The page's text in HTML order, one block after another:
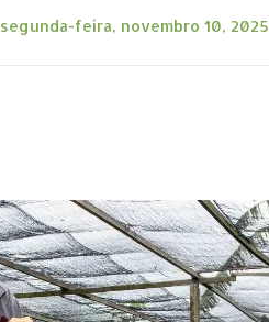
segunda-feira, novembro 10, 2025